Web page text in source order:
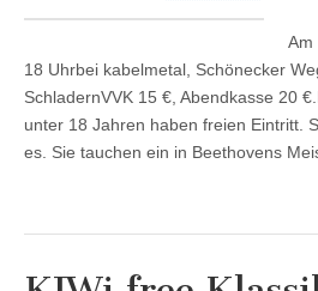
Am
18 Uhrbei kabelmetal, Schönecker
SchladernVVK 15 €, Abendkasse 20
unter 18 Jahren haben freien Eintritt.
es. Sie tauchen ein in Beethovens